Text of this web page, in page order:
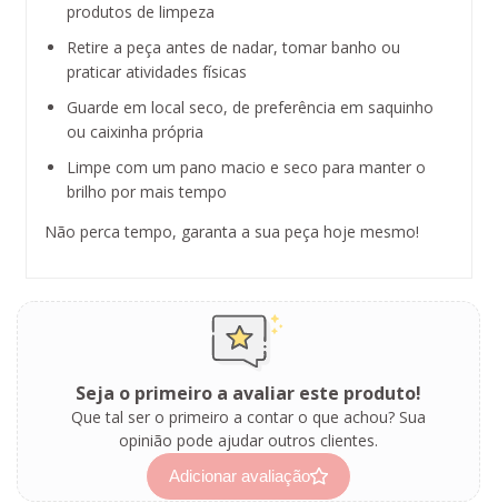
produtos de limpeza
Retire a peça antes de nadar, tomar banho ou
praticar atividades físicas
Guarde em local seco, de preferência em saquinho
ou caixinha própria
Limpe com um pano macio e seco para manter o
brilho por mais tempo
Não perca tempo, garanta a sua peça hoje mesmo!
Seja o primeiro a avaliar este produto!
Que tal ser o primeiro a contar o que achou? Sua
opinião pode ajudar outros clientes.
Adicionar avaliação